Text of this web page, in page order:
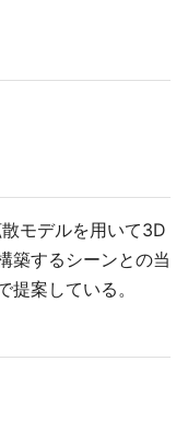
モデルを用いて3D
築するシーンとの当
案している。